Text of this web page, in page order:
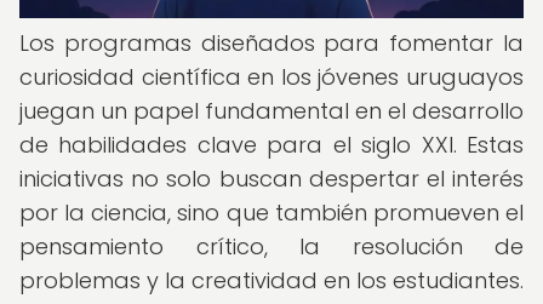
Los programas diseñados para fomentar la
curiosidad científica en los jóvenes uruguayos
juegan un papel fundamental en el desarrollo
de habilidades clave para el siglo XXI. Estas
iniciativas no solo buscan despertar el interés
por la ciencia, sino que también promueven el
pensamiento crítico, la resolución de
problemas y la creatividad en los estudiantes.